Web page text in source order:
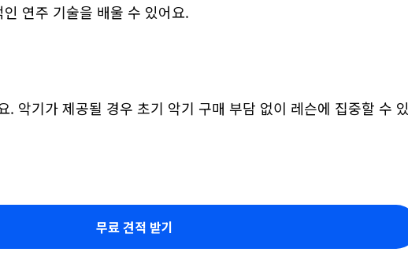
연주 기술을 배울 수 있어요.
. 악기가 제공될 경우 초기 악기 구매 부담 없이 레슨에 집중할 수 있
무료 견적 받기